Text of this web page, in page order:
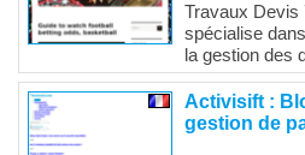
Travaux Devis
spécialise
la gestion des
Activisift :
gestion de